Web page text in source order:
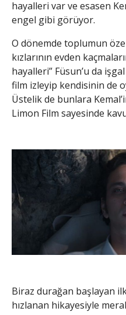
hayalleri var ve esasen
engel gibi görüyor.
O dönemde toplumun
kızlarının evden
hayalleri” Füsun’u da
film izleyip kendisinin de
Üstelik de bunlara
Limon Film sayesinde
Biraz durağan başlayan
hızlanan hikayesiyle